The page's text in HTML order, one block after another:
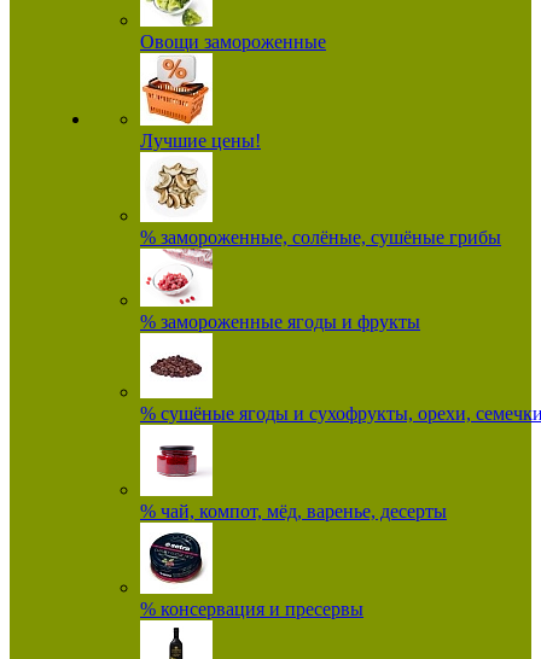
Овощи замороженные
Лучшие цены!
% замороженные, солёные, сушёные грибы
% замороженные ягоды и фрукты
% сушёные ягоды и сухофрукты, орехи,
% чай, компот, мёд, варенье, десерты
% консервация и пресервы